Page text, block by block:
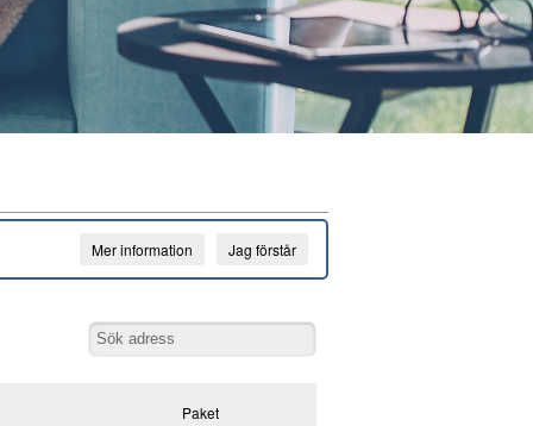
Jag förstår
Mer information
Paket